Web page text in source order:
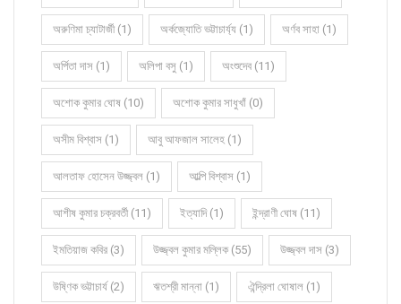
অরুণিমা চ্যাটার্জী (1) অর্কজ্যোতি ভট্টাচার্য্য (1) অর্ণব সাহা (1)
অর্পিতা দাস (1) অলিপা বসু (1) অংশুদেব (11)
অশোক কুমার ঘোষ (10) অশোক কুমার সাধুখাঁ (0)
অসীম বিশ্বাস (1) আবু আফজাল সালেহ (1)
আলতাফ হোসেন উজ্জ্বল (1) আল্পি বিশ্বাস (1)
আশীষ কুমার চক্রবর্তী (11) ইত্যাদি (1) ইন্দ্রাণী ঘোষ (11)
ইমতিয়াজ কবির (3) উজ্জ্বল কুমার মল্লিক (55) উজ্জ্বল দাস (3)
উষ্ণিক ভট্টাচার্য (2) ঋতশ্রী মান্না (1) ঐন্দ্রিলা ঘোষাল (1)